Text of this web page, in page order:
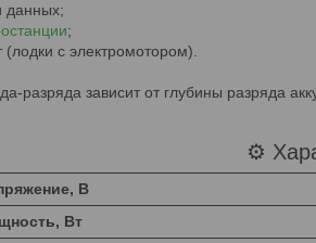
данных;
;
с электромотором).
разряда зависит от глубины разряда
⚙️
В
Вт